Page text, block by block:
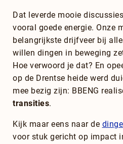
Dat leverde mooie
vooral goede energie. Onze
belangrijkste drijfveer bij
willen dingen in beweging
Hoe verwoord je dat? En
op de Drentse heide werd
mee bezig zijn: BBENG
transities.
Kijk maar eens naar de
voor stuk gericht op impact